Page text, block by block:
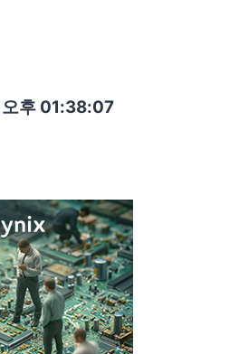
후 01:38:08